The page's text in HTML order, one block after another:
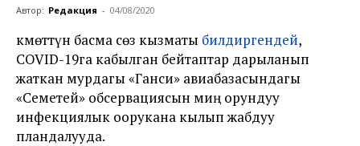
Автор: Редакция - 04/08/2020
Өкмөттүн басма сөз кызматы билдиргендей,
COVID-19га кабылган бейтаптар дарыланып
жаткан мурдагы «Ганси» авиабазасындагы
«Семетей» обсервациясын миң орундуу
инфекциялык оорукана кылып жабдуу
пландалууда.